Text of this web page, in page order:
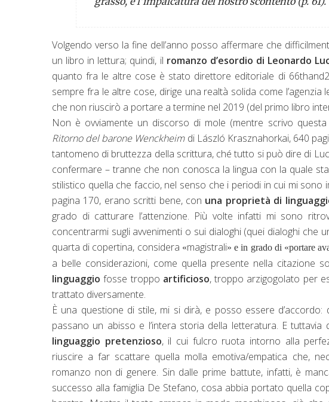
Volgendo verso la fine dell’anno posso affermare che
un libro in lettura; quindi, il romanzo d’esordio di Leonardo
quanto fra le altre cose è stato direttore editoriale di
sempre fra le altre cose, dirige una realtà solida come
che non riuscirò a portare a termine nel 2019 (del primo libro
Non è ovviamente un discorso di mole (mentre scrivo
Ritorno del barone Wenckheimdi László Krasznahorkai, 640
tantomeno di bruttezza della scrittura, ché tutto si può dire di
confermare – tranne che non conosca la lingua con la quale
stilistico quella che faccio, nel senso che i periodi in cui mi
pagina 170, erano scritti bene, con una proprietà di
grado di catturare l’attenzione. Più volte infatti mi sono
concentrarmi sugli avvenimenti o sui dialoghi (quei dialoghi che
quarta di copertina, considera «magistrali» e in grado di «portare
a belle considerazioni, come quella presente nella citazione
linguaggiofosse troppo artificioso, troppo arzigogolato per
trattato diversamente.
È una questione di stile, mi si dirà, e posso essere d’accordo:
passano un abisso e l’intera storia della letteratura. E
linguaggio pretenzioso, il cui fulcro ruota intorno alla
riuscire a far scattare quella molla emotiva/empatica che,
romanzo non di genere. Sin dalle prime battute, infatti, è
successo alla famiglia De Stefano, cosa abbia portato quella